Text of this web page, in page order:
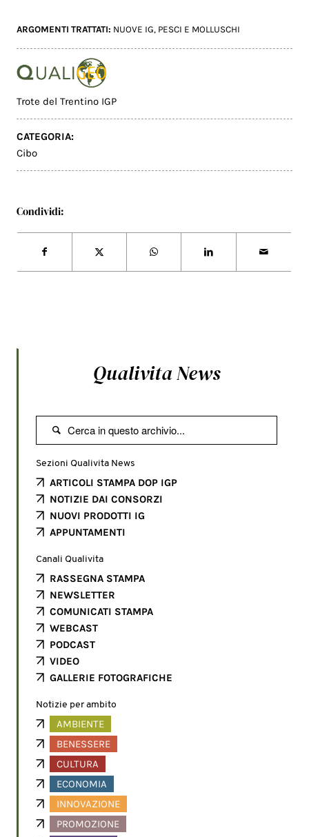
ARGOMENTI TRATTATI: NUOVE IG, PESCI E MOLLUSCHI
Trote del Trentino IGP
CATEGORIA:
Cibo
Condividi:
Qualivita News

Sezioni Qualivita News
ARTICOLI STAMPA DOP IGP
NOTIZIE DAI CONSORZI
NUOVI PRODOTTI IG
APPUNTAMENTI
Canali Qualivita
RASSEGNA STAMPA
NEWSLETTER
COMUNICATI STAMPA
WEBCAST
PODCAST
VIDEO
GALLERIE FOTOGRAFICHE
Notizie per ambito
AMBIENTE
BENESSERE
CULTURA
ECONOMIA
INNOVAZIONE
PROMOZIONE